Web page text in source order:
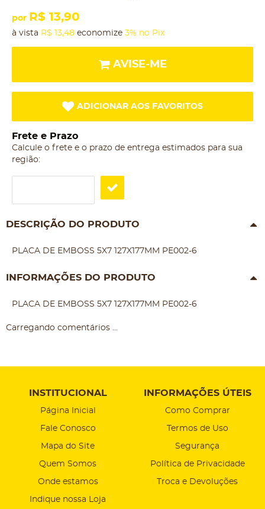
por R$ 13,90
à vista R$ 13,48 economize 3% no Pix
AVISE-ME
ADICIONAR AOS FAVORITOS
Frete e Prazo
Calcule o frete e o prazo de entrega estimados para sua
região:
DESCRIÇÃO DO PRODUTO
PLACA DE EMBOSS 5X7 127X177MM PE002-6
INFORMAÇÕES DO PRODUTO
PLACA DE EMBOSS 5X7 127X177MM PE002-6
Carregando comentários ...
INSTITUCIONAL
Página Inicial
Fale Conosco
Mapa do Site
Quem Somos
Onde estamos
Indique nossa Loja
INFORMAÇÕES ÚTEIS
Como Comprar
Termos de Uso
Segurança
Política de Privacidade
Troca e Devoluções